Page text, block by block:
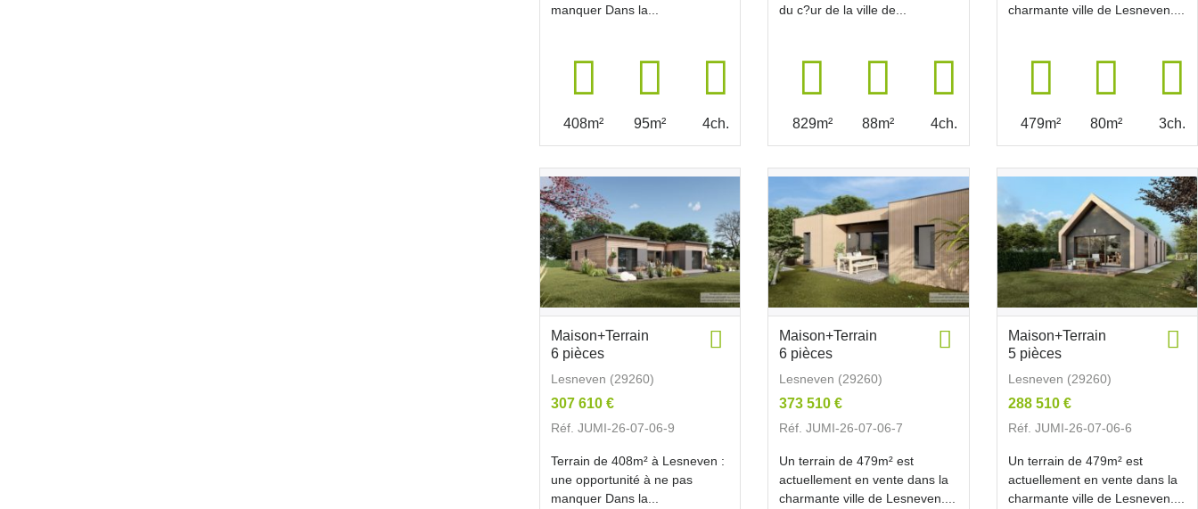
manquer Dans la...
408m² 95m² 4ch.
du c?ur de la ville de...
829m² 88m² 4ch.
charmante ville de Lesneven....
479m² 80m² 3ch.
Maison+Terrain
6 pièces
Lesneven (29260)
307 610 €
Réf. JUMI-26-07-06-9
Terrain de 408m² à Lesneven :
une opportunité à ne pas
manquer Dans la...
Maison+Terrain
6 pièces
Lesneven (29260)
373 510 €
Réf. JUMI-26-07-06-7
Un terrain de 479m² est
actuellement en vente dans la
charmante ville de Lesneven....
Maison+Terrain
5 pièces
Lesneven (29260)
288 510 €
Réf. JUMI-26-07-06-6
Un terrain de 479m² est
actuellement en vente dans la
charmante ville de Lesneven....